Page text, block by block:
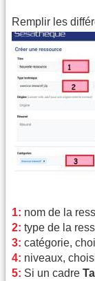
Remplir les
1: nom de la
2: type de la
3: catégorie,
4: niveaux,
5: Si un cadre